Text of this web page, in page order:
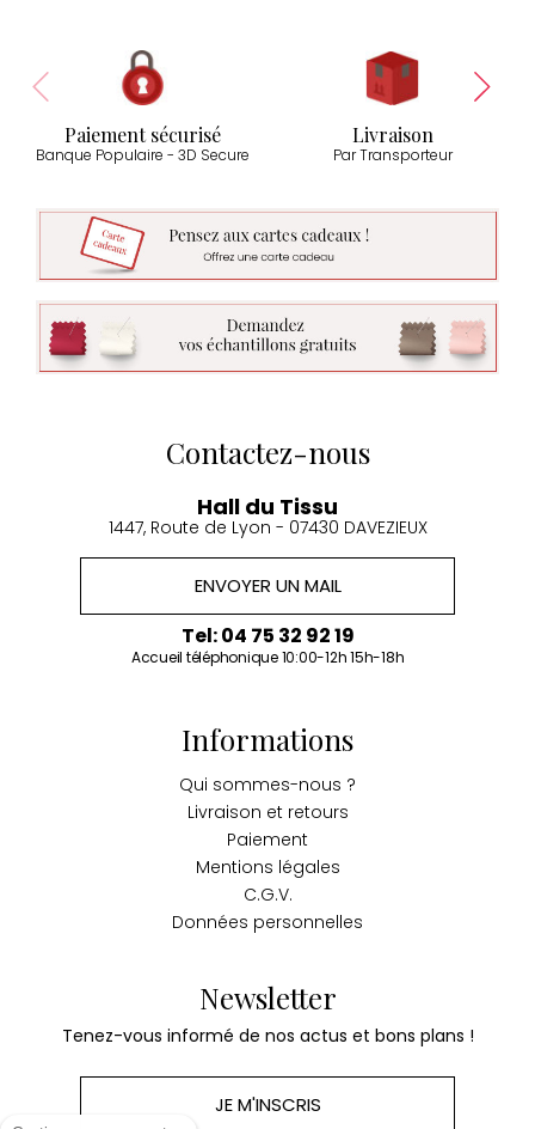
Paiement sécurisé
Banque Populaire - 3D Secure
Livraison
Par Transporteur
Contactez-nous
Hall du Tissu
1447, Route de Lyon - 07430 DAVEZIEUX
ENVOYER UN MAIL
Tel: 04 75 32 92 19
Accueil téléphonique 10:00-12h 15h-18h
Informations
Qui sommes-nous ?
Livraison et retours
Paiement
Mentions légales
C.G.V.
Données personnelles
Newsletter
Tenez-vous informé de nos actus et bons plans !
JE M'INSCRIS